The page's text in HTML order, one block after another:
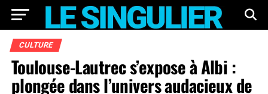
CULTURE
Toulouse-Lautrec s’expose à Albi :
plongée dans l’univers audacieux de